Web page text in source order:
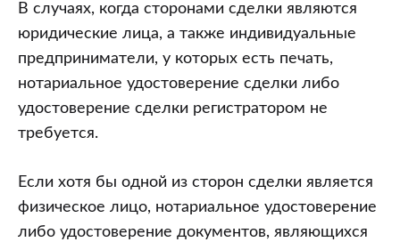
В случаях, когда сторонами сделки являются
юридические лица, а также индивидуальные
предприниматели, у которых есть печать,
нотариальное удостоверение сделки либо
удостоверение сделки регистратором не
требуется.
Если хотя бы одной из сторон сделки является
физическое лицо, нотариальное удостоверение
либо удостоверение документов, являющихся